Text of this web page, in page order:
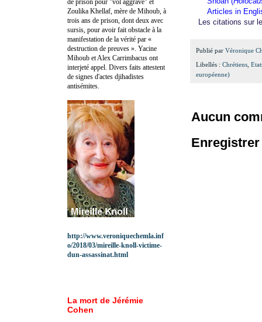
Articles in
Les citations sur
Publié par Véronique
Libellés : Chrétiens,
européenne)
Aucun
Zoulika Khellaf, mère de Mihoub, à
trois ans de prison, dont deux avec
sursis, pour avoir fait obstacle à la
manifestation de la vérité par «
destruction de preuves ». Yacine
Mihoub et Alex Carrimbacus ont
interjeté appel. Divers faits attestent
de signes d'actes djihadistes
antisémites.
http://www.veroniquechemla.inf
o/2018/03/mireille-knoll-victime-
dun-assassinat.html
La mort de Jérémie
Cohen